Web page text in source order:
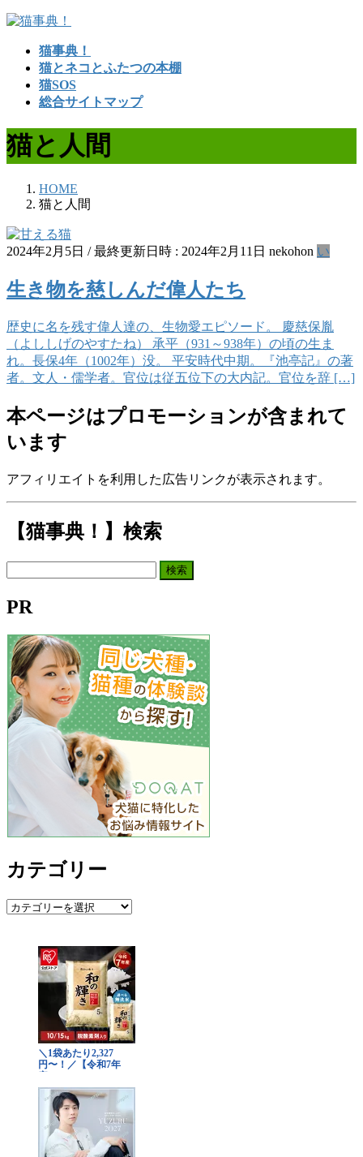
コ
キ
ッ
ナ
に
移
猫事典！
猫とネコとふたつの本棚
猫SOS
総合サイトマップ
猫と人間
HOME
猫と人間
2024年2月5日 / 最終更新日時 : 2024年2月11日 nekohon い
生き物を慈しんだ偉人たち
歴史に名を残す偉人達の、生物愛エピソード。 慶慈保胤
（よししげのやすたね） 承平（931～938年）の頃の生ま
れ。長保4年（1002年）没。 平安時代中期。『池亭記』の著
者。文人・儒学者。官位は従五位下の大内記。官位を辞 […]
本ページはプロモーションが含まれて
います
アフィリエイトを利用した広告リンクが表示されます。
【猫事典！】検索
PR
カテゴリー
カ